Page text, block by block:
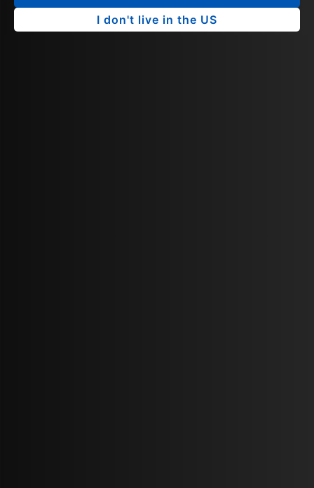
I don't live in the US